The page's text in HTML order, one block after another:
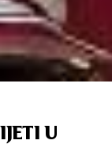
U